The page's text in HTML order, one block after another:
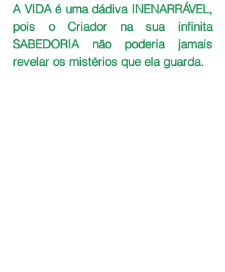
A VIDA é uma dádiva INENARRÁVEL,
pois o Criador na sua infinita
SABEDORIA não poderia jamais
revelar os mistérios que ela guarda.